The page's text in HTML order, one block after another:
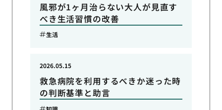
風邪が1ヶ月治らない大人が見直す
べき生活習慣の改善
生活
救急病院を利用するべきか迷った時
の判断基準と助言
2026.05.15